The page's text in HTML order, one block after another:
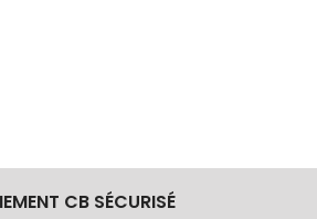
CB SÉCURISÉ